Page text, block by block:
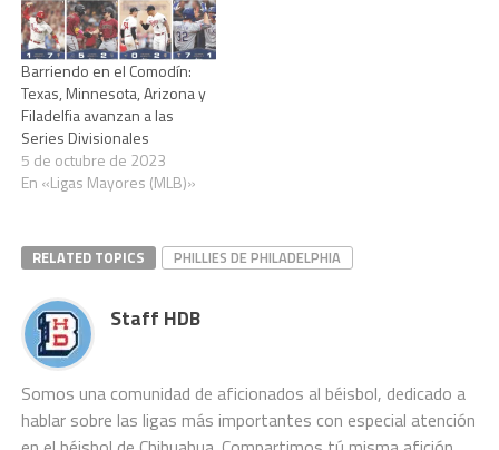
Barriendo en el Comodín:
Texas, Minnesota, Arizona y
Filadelfia avanzan a las
Series Divisionales
5 de octubre de 2023
En «Ligas Mayores (MLB)»
RELATED TOPICS PHILLIES DE PHILADELPHIA
Staff HDB
Somos una comunidad de aficionados al béisbol, dedicado a
hablar sobre las ligas más importantes con especial atención